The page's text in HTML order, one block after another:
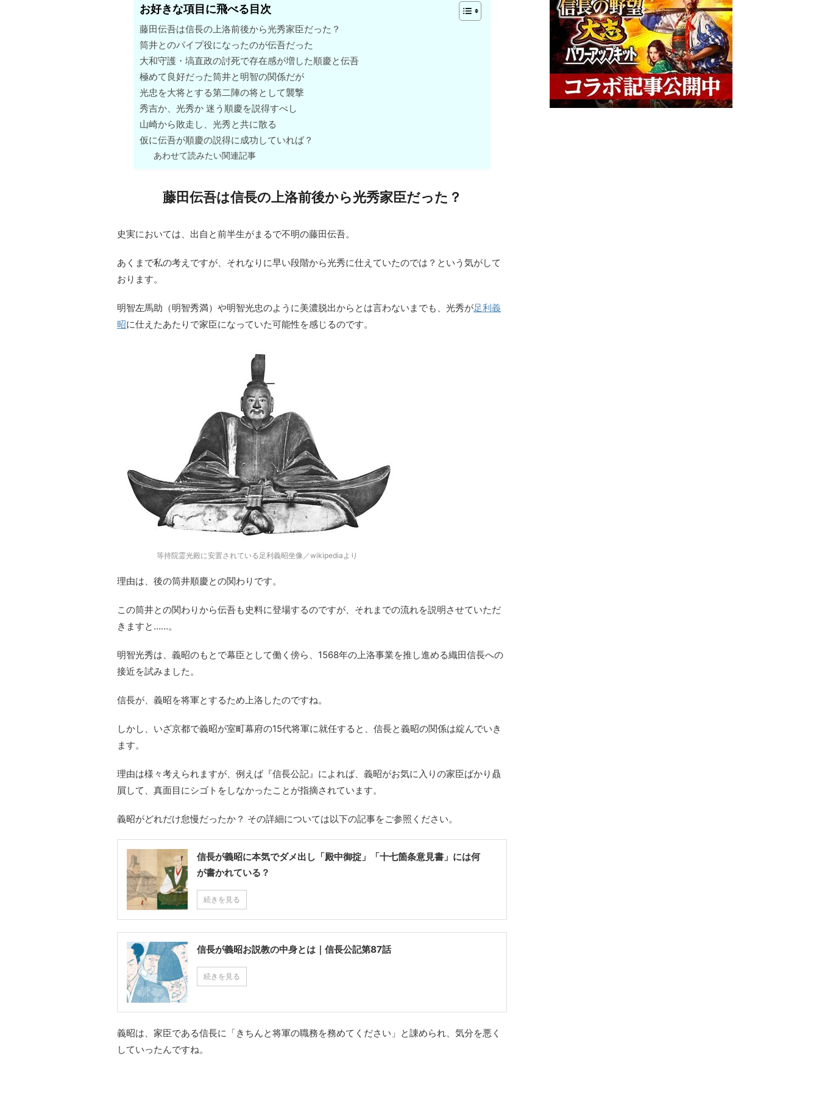
お好きな項目に飛べる目次
藤田伝吾は信長の上洛前後から光秀家臣だった？
筒井とのパイプ役になったのが伝吾だった
大和守護・塙直政の討死で存在感が増した順慶と伝吾
極めて良好だった筒井と明智の関係だが
光忠を大将とする第二陣の将として襲撃
秀吉か、光秀か 迷う順慶を説得すべし
山崎から敗走し、光秀と共に散る
仮に伝吾が順慶の説得に成功していれば？
あわせて読みたい関連記事
藤田伝吾は信長の上洛前後から光秀家臣だった？
史実においては、出自と前半生がまるで不明の藤田伝吾。
あくまで私の考えですが、それなりに早い段階から光秀に仕えていたのでは？という気がして
おります。
明智左馬助（明智秀満）や明智光忠のように美濃脱出からとは言わないまでも、光秀が足利義
昭に仕えたあたりで家臣になっていた可能性を感じるのです。
等持院霊光殿に安置されている足利義昭坐像／wikipediaより
理由は、後の筒井順慶との関わりです。
この筒井との関わりから伝吾も史料に登場するのですが、それまでの流れを説明させていただ
きますと……。
明智光秀は、義昭のもとで幕臣として働く傍ら、1568年の上洛事業を推し進める織田信長への
接近を試みました。
信長が、義昭を将軍とするため上洛したのですね。
しかし、いざ京都で義昭が室町幕府の15代将軍に就任すると、信長と義昭の関係は綻んでいき
ます。
理由は様々考えられますが、例えば『信長公記』によれば、義昭がお気に入りの家臣ばかり贔
屓して、真面目にシゴトをしなかったことが指摘されています。
義昭がどれだけ怠慢だったか？ その詳細については以下の記事をご参照ください。
信長が義昭に本気でダメ出し「殿中御掟」「十七箇条意見書」には何
が書かれている？
続きを見る
信長が義昭お説教の中身とは｜信長公記第87話
続きを見る
義昭は、家臣である信長に「きちんと将軍の職務を務めてください」と諌められ、気分を悪く
していったんですね。